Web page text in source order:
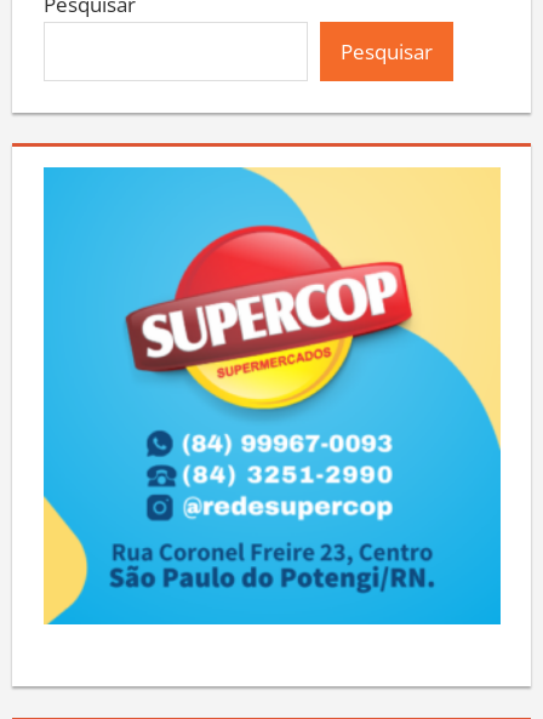
Pesquisar
Pesquisar